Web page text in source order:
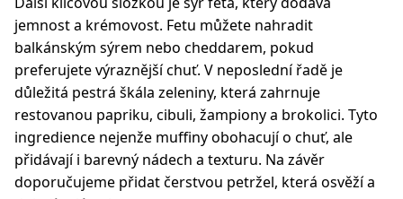
jemnost a krémovost. Fetu můžete nahradit
balkánským sýrem nebo cheddarem, pokud
preferujete výraznější chuť. V neposlední řadě je
důležitá pestrá škála zeleniny, která zahrnuje
restovanou papriku, cibuli, žampiony a brokolici. Tyto
ingredience nejenže muffiny obohacují o chuť, ale
přidávají i barevný nádech a texturu. Na závěr
doporučujeme přidat čerstvou petržel, která osvěží a